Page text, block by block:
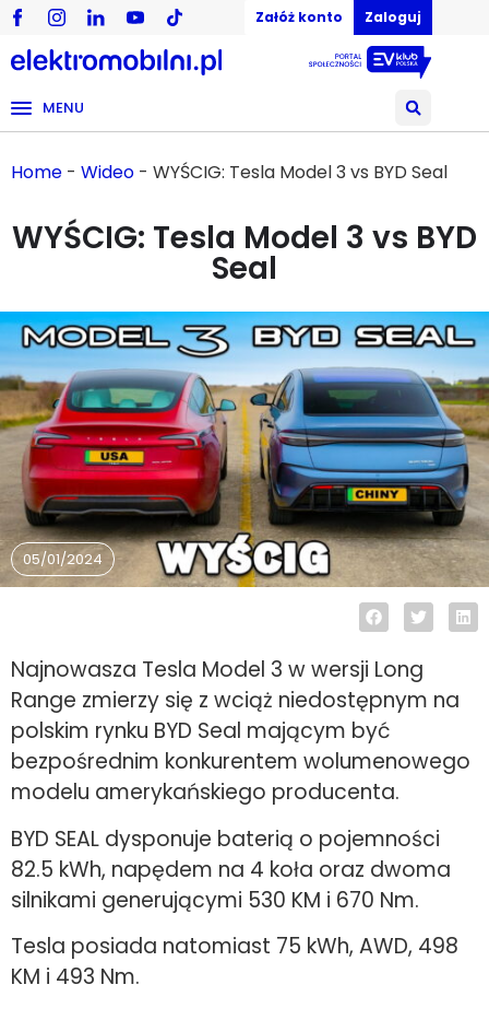
Załóż konto Zaloguj
MENU
Home - Wideo - WYŚCIG: Tesla Model 3 vs BYD Seal
WYŚCIG: Tesla Model 3 vs BYD
Seal
05/01/2024
Najnowasza Tesla Model 3 w wersji Long
Range zmierzy się z wciąż niedostępnym na
polskim rynku BYD Seal mającym być
bezpośrednim konkurentem wolumenowego
modelu amerykańskiego producenta.
BYD SEAL dysponuje baterią o pojemności
82.5 kWh, napędem na 4 koła oraz dwoma
silnikami generującymi 530 KM i 670 Nm.
Tesla posiada natomiast 75 kWh, AWD, 498
KM i 493 Nm.